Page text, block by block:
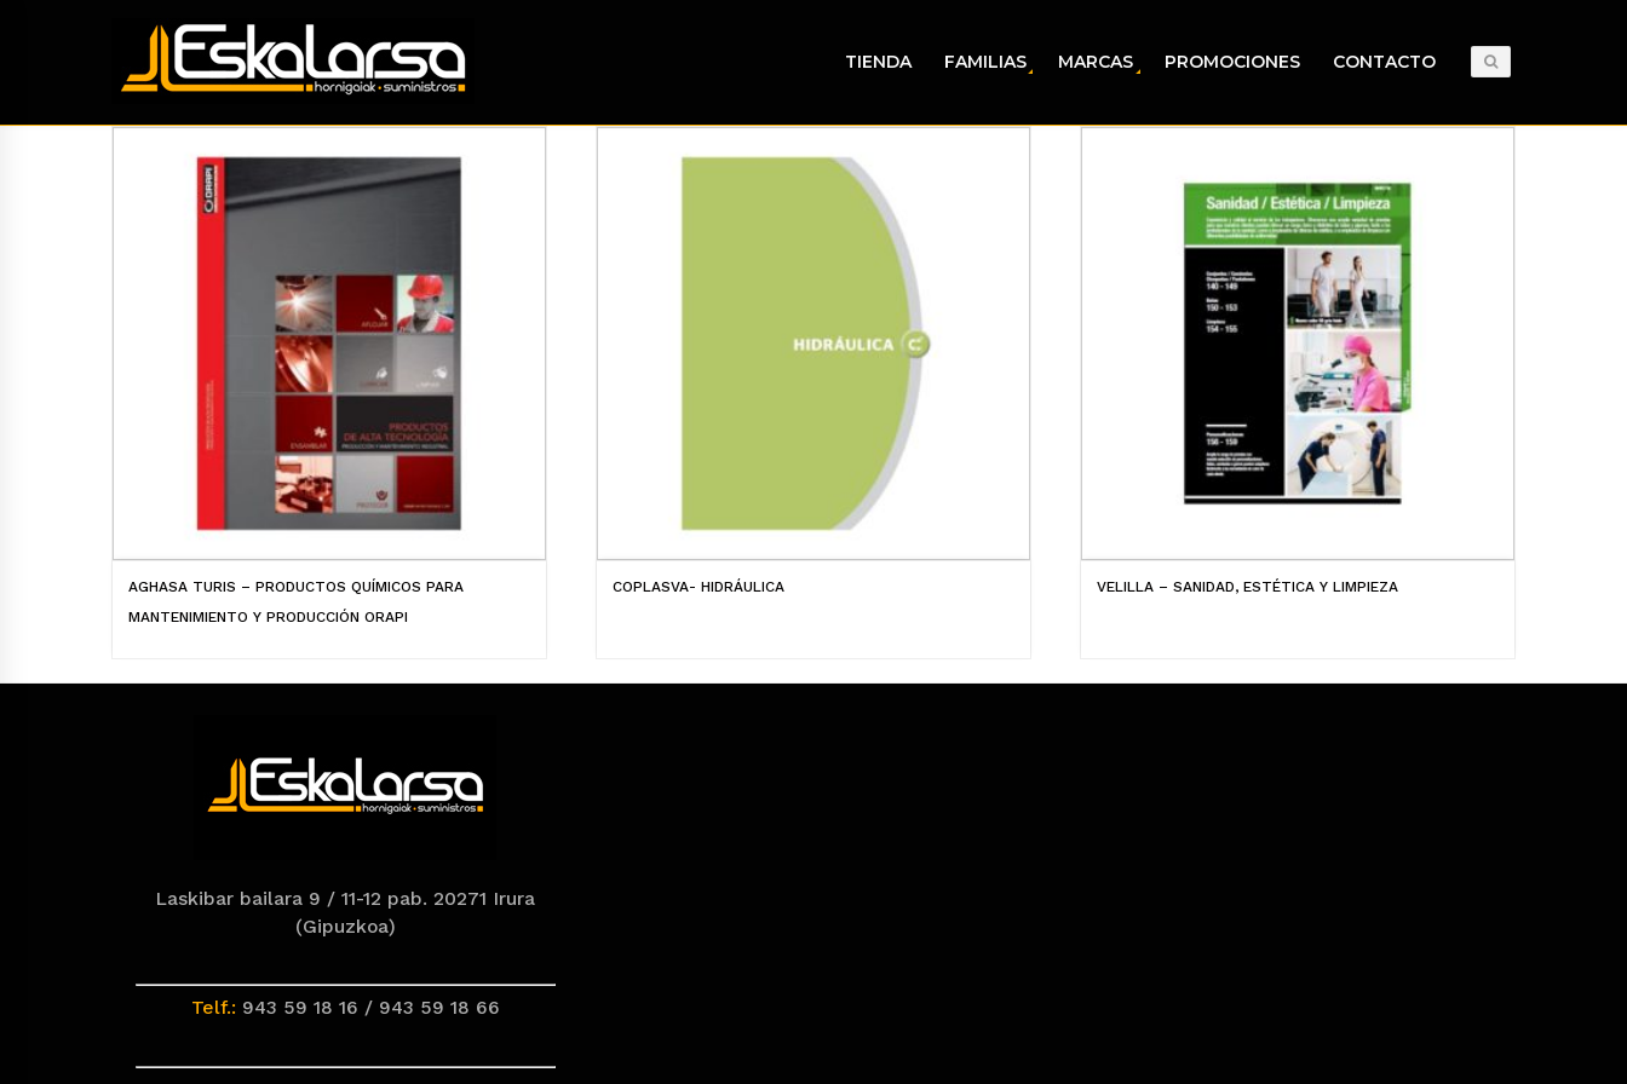
TIENDA FAMILIAS MARCAS PROMOCIONES CONTACTO
AGHASA TURIS – PRODUCTOS QUÍMICOS PARA
MANTENIMIENTO Y PRODUCCIÓN ORAPI
COPLASVA- HIDRÁULICA VELILLA – SANIDAD, ESTÉTICA Y LIMPIEZA
Laskibar bailara 9 / 11-12 pab. 20271 Irura
(Gipuzkoa)
Telf.: 943 59 18 16 / 943 59 18 66